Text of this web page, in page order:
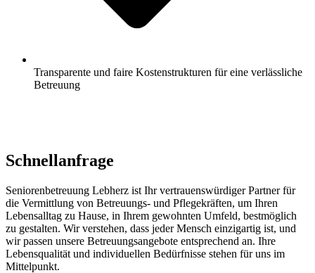
Transparente und faire Kostenstrukturen für eine verlässliche
Betreuung
Schnell­anfrage
Seniorenbetreuung Lebherz ist Ihr vertrauenswürdiger Partner für
die Vermittlung von Betreuungs- und Pflegekräften, um Ihren
Lebensalltag zu Hause, in Ihrem gewohnten Umfeld, bestmöglich
zu gestalten. Wir verstehen, dass jeder Mensch einzigartig ist, und
wir passen unsere Betreuungsangebote entsprechend an. Ihre
Lebensqualität und individuellen Bedürfnisse stehen für uns im
Mittelpunkt.